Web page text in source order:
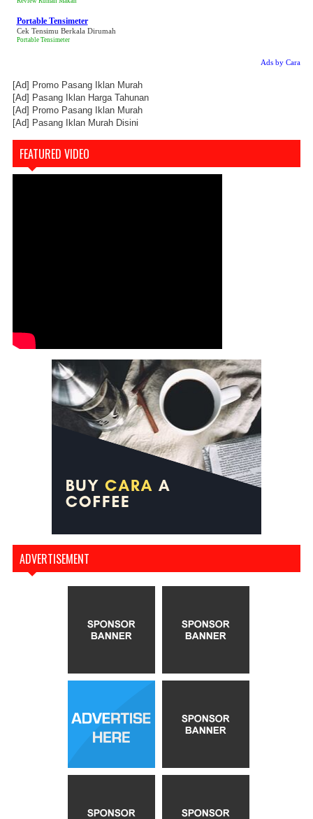
Portable Tensimeter
Cek Tensimu Berkala Dirumah
Portable Tensimeter
Ads by Cara
[Ad] Promo Pasang Iklan Murah
[Ad] Pasang Iklan Harga Tahunan
[Ad] Promo Pasang Iklan Murah
[Ad] Pasang Iklan Murah Disini
FEATURED VIDEO
ADVERTISEMENT